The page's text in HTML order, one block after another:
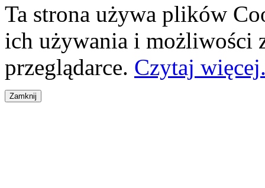
Ta strona używa plików
ich używania i możliwości
przeglądarce. Czytaj